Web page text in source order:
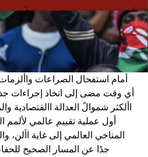
أمام استفحال الصراعات
أي وقت مضى إلى اتخاذ إجراءات
األكثر شموالً العدالة االقتصادية
المناخي العالمي إلى غاية اآلن،
جدًا عن المسار الصحيح